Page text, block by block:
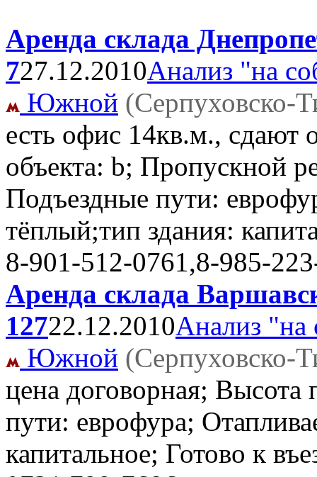
Аренда склада
727.12.2010Анализ "на
Южной (Серпуховско-
есть офис 14кв.м., сдают
объекта: b; Пропускной
Подъездные пути:
тёплый;тип здания:
8-901-512-0761,8-985-
Аренда склада
12722.12.2010Анализ "на
Южной (Серпуховско-
цена договорная; Высота
пути: еврофура;
капитальное; Готово к